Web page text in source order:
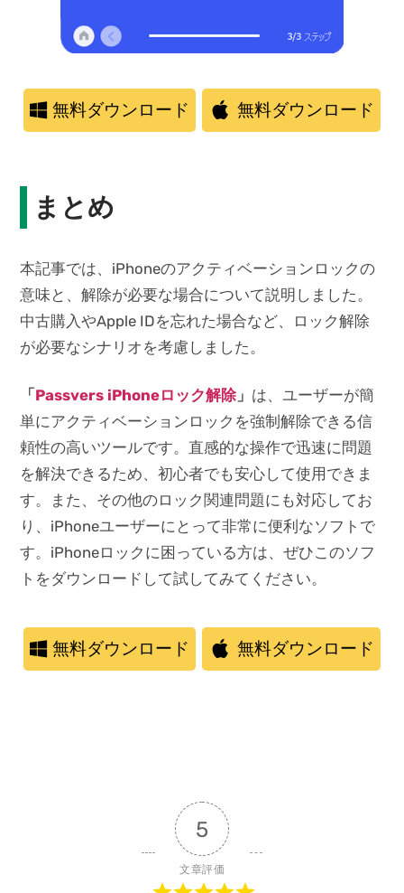
無料ダウンロード 無料ダウンロード
まとめ
本記事では、iPhoneのアクティベーションロックの
意味と、解除が必要な場合について説明しました。
中古購入やApple IDを忘れた場合など、ロック解除
が必要なシナリオを考慮しました。
「Passvers iPhoneロック解除 」 は、ユーザーが簡
単にアクティベーションロックを強制解除できる信
頼性の高いツールです。直感的な操作で迅速に問題
を解決できるため、初心者でも安心して使用できま
す。また、その他のロック関連問題にも対応してお
り、iPhoneユーザーにとって非常に便利なソフトで
す。iPhoneロックに困っている方は、ぜひこのソフ
トをダウンロードして試してみてください。
無料ダウンロード 無料ダウンロード
5
文章評価